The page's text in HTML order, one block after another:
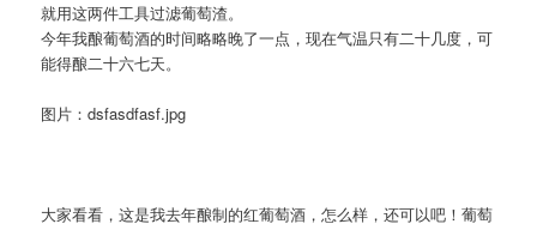
就用这两件工具过滤葡萄渣。
今年我酿葡萄酒的时间略略晚了一点，现在气温只有二十几度，可
能得酿二十六七天。
图片：dsfasdfasf.jpg
大家看看，这是我去年酿制的红葡萄酒，怎么样，还可以吧！葡萄